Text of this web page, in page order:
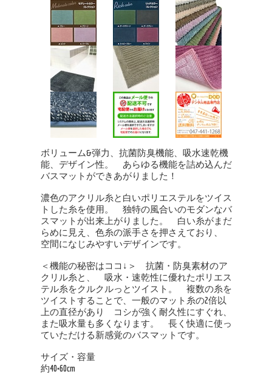
ボリューム&弾力、抗菌防臭機能、吸水速乾機
能、デザイン性。 あらゆる機能を詰め込んだ
バスマットができあがりました！
濃色のアクリル糸と白いポリエステルをツイス
トした糸を使用。 独特の風合いのモダンなバ
スマットが出来上がりました。 白い糸がまだ
らめに見え、色糸の派手さを押さえており、
空間になじみやすいデザインです。
＜機能の秘密はココ↓＞ 抗菌・防臭素材のア
クリル糸と、 吸水・速乾性に優れたポリエス
テル糸をクルクルっとツイスト。 複数の糸を
ツイストすることで、一般のマット糸の2倍以
上の直径があり コシが強く耐久性にすぐれ、
また吸水量も多くなります。 長く快適に使っ
ていただける新感覚のバスマットです。
サイズ・容量
約40×60cm